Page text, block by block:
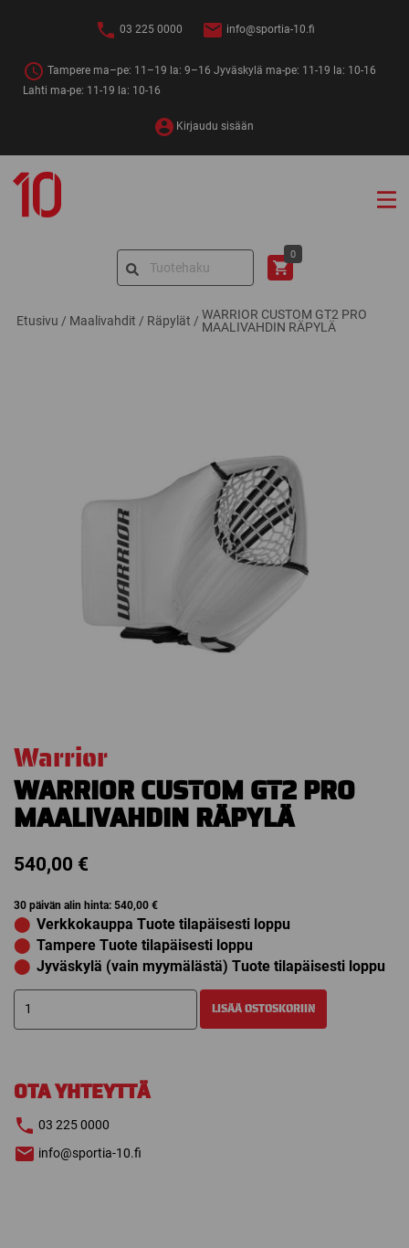
03 225 0000 info@sportia-10.fi
Tampere ma–pe: 11–19 la: 9–16 Jyväskylä ma-pe: 11-19 la: 10-16
Lahti ma-pe: 11-19 la: 10-16
Kirjaudu sisään
10
Search
0
Etusivu / Maalivahdit / Räpylät / WARRIOR CUSTOM GT2 PRO
MAALIVAHDIN RÄPYLÄ
Warrior
WARRIOR CUSTOM GT2 PRO
MAALIVAHDIN RÄPYLÄ
540,00 €
30 päivän alin hinta: 540,00 €
⬤ Verkkokauppa Tuote tilapäisesti loppu
⬤ Tampere Tuote tilapäisesti loppu
⬤ Jyväskylä (vain myymälästä) Tuote tilapäisesti loppu
WARRIOR
CUSTOM
RÄPYLÄ
LISÄÄ OSTOSKORIIN
OTA YHTEYTTÄ
03 225 0000
info@sportia-10.fi